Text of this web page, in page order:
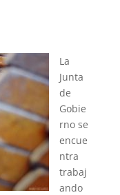
La
Junta
de
Gobie
rno se
encue
ntra
trabaj
ando